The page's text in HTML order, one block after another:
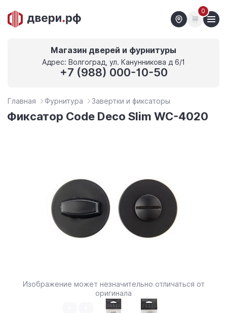
0
Магазин дверей и фурнитуры
Адрес: Волгоград, ул. Канунникова д 6/1
+7 (988) 000-10-50
Главная Фурнитура Завертки и фиксаторы
Фиксатор Code Deco Slim WC-4020
Изображение может незначительно отличаться от
оригинала